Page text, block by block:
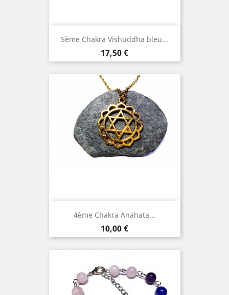
5ème Chakra Vishuddha bleu...
Prix
17,50 €
4ème Chakra Anahata...
Prix
10,00 €